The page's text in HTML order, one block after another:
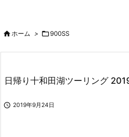
ホーム > 900SS
日帰り十和田湖ツーリング
 2019年9月24日